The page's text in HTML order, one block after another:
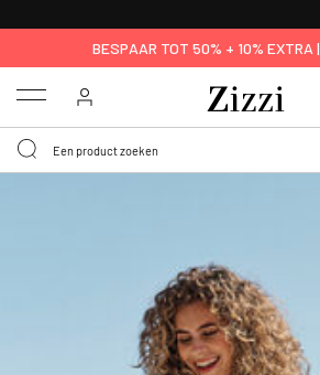
BESPAAR TOT 50% + 10% EXTRA |
Menu